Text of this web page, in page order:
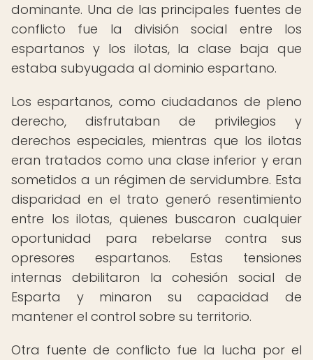
dominante. Una de las principales fuentes de
conflicto fue la división social entre los
espartanos y los ilotas, la clase baja que
estaba subyugada al dominio espartano.
Los espartanos, como ciudadanos de pleno
derecho, disfrutaban de privilegios y
derechos especiales, mientras que los ilotas
eran tratados como una clase inferior y eran
sometidos a un régimen de servidumbre. Esta
disparidad en el trato generó resentimiento
entre los ilotas, quienes buscaron cualquier
oportunidad para rebelarse contra sus
opresores espartanos. Estas tensiones
internas debilitaron la cohesión social de
Esparta y minaron su capacidad de
mantener el control sobre su territorio.
Otra fuente de conflicto fue la lucha por el